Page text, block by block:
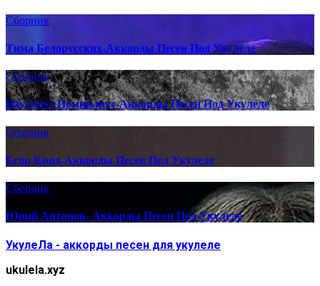
Сборник
Тима Белорусских-Аккорды Песен Под Укулеле
Сборник
Наутилус Помпилиус-Аккорды Песен Под Укулеле
Сборник
Егор Крид-Аккорды Песен Под Укулеле
Сборник
Юрий Антонов- Аккорды Песен Под Укулеле
УкулеЛа - аккорды песен для укулеле
ukulela.xyz